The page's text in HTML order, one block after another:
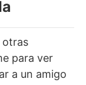
otras
para ver
a un amigo